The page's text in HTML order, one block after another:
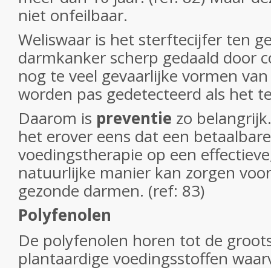
niet onfeilbaar.
Weliswaar is het sterftecijfer ten
darmkanker scherp gedaald door
nog te veel gevaarlijke vormen
worden pas gedetecteerd als het
Daarom is preventie zo
het erover eens dat een
voedingstherapie op een
natuurlijke manier kan zorgen
gezonde darmen. (ref: 83)
Polyfenolen
De polyfenolen horen tot de
plantaardige voedingsstoffen